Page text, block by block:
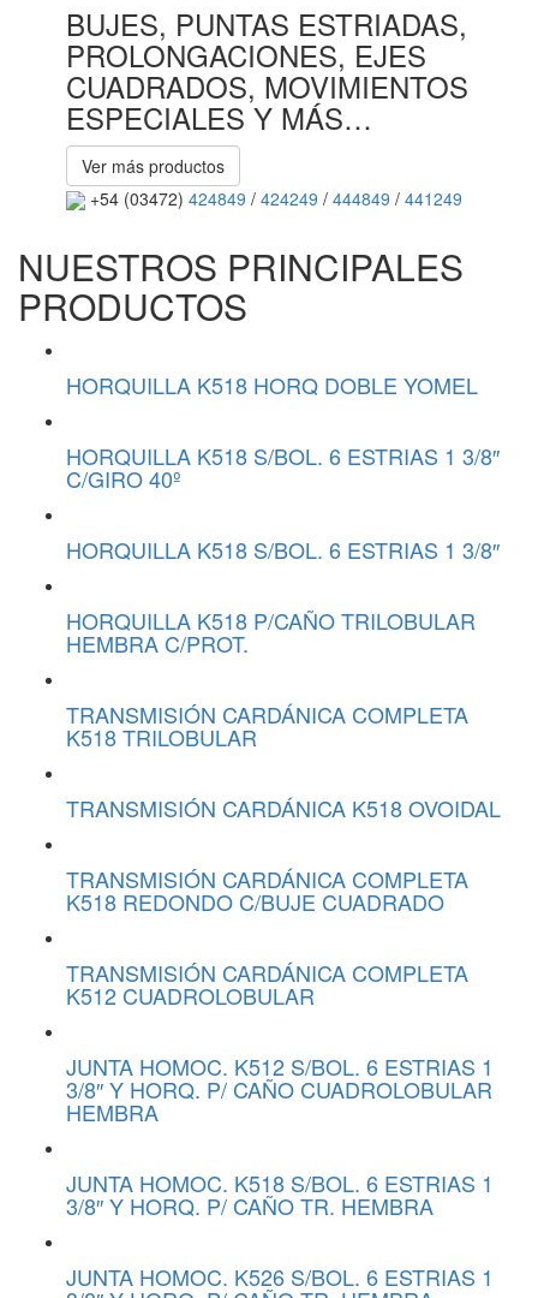
BUJES, PUNTAS ESTRIADAS,
PROLONGACIONES, EJES
CUADRADOS, MOVIMIENTOS
ESPECIALES Y MÁS…
Ver más productos
+54 (03472) 424849 / 424249 / 444849 / 441249
NUESTROS PRINCIPALES
PRODUCTOS
HORQUILLA K518 HORQ DOBLE YOMEL
HORQUILLA K518 S/BOL. 6 ESTRIAS 1 3/8″
C/GIRO 40º
HORQUILLA K518 S/BOL. 6 ESTRIAS 1 3/8″
HORQUILLA K518 P/CAÑO TRILOBULAR
HEMBRA C/PROT.
TRANSMISIÓN CARDÁNICA COMPLETA
K518 TRILOBULAR
TRANSMISIÓN CARDÁNICA K518 OVOIDAL
TRANSMISIÓN CARDÁNICA COMPLETA
K518 REDONDO C/BUJE CUADRADO
TRANSMISIÓN CARDÁNICA COMPLETA
K512 CUADROLOBULAR
JUNTA HOMOC. K512 S/BOL. 6 ESTRIAS 1
3/8″ Y HORQ. P/ CAÑO CUADROLOBULAR
HEMBRA
JUNTA HOMOC. K518 S/BOL. 6 ESTRIAS 1
3/8″ Y HORQ. P/ CAÑO TR. HEMBRA
JUNTA HOMOC. K526 S/BOL. 6 ESTRIAS 1